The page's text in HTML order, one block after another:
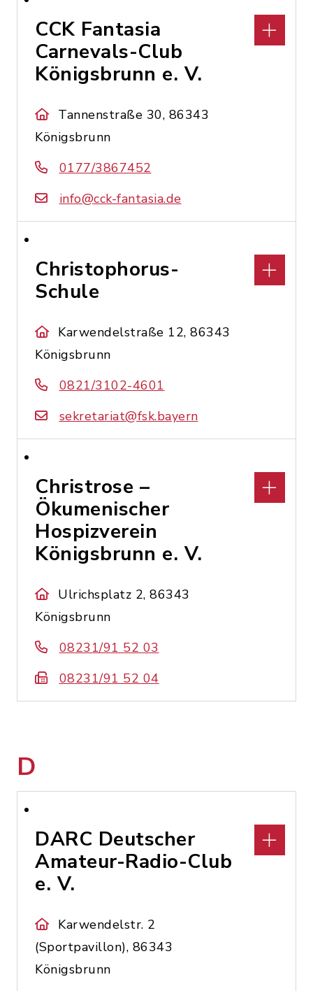
CCK Fantasia
Carnevals-Club
Königsbrunn e. V.
Tannenstraße 30, 86343
Königsbrunn
0177/3867452
info@cck-fantasia.de
Christophorus-
Schule
Karwendelstraße 12, 86343
Königsbrunn
0821/3102-4601
sekretariat@fsk.bayern
Christrose –
Ökumenischer
Hospizverein
Königsbrunn e. V.
Ulrichsplatz 2, 86343
Königsbrunn
08231/91 52 03
08231/91 52 04
D
DARC Deutscher
Amateur-Radio-Club
e. V.
Karwendelstr. 2
(Sportpavillon), 86343
Königsbrunn